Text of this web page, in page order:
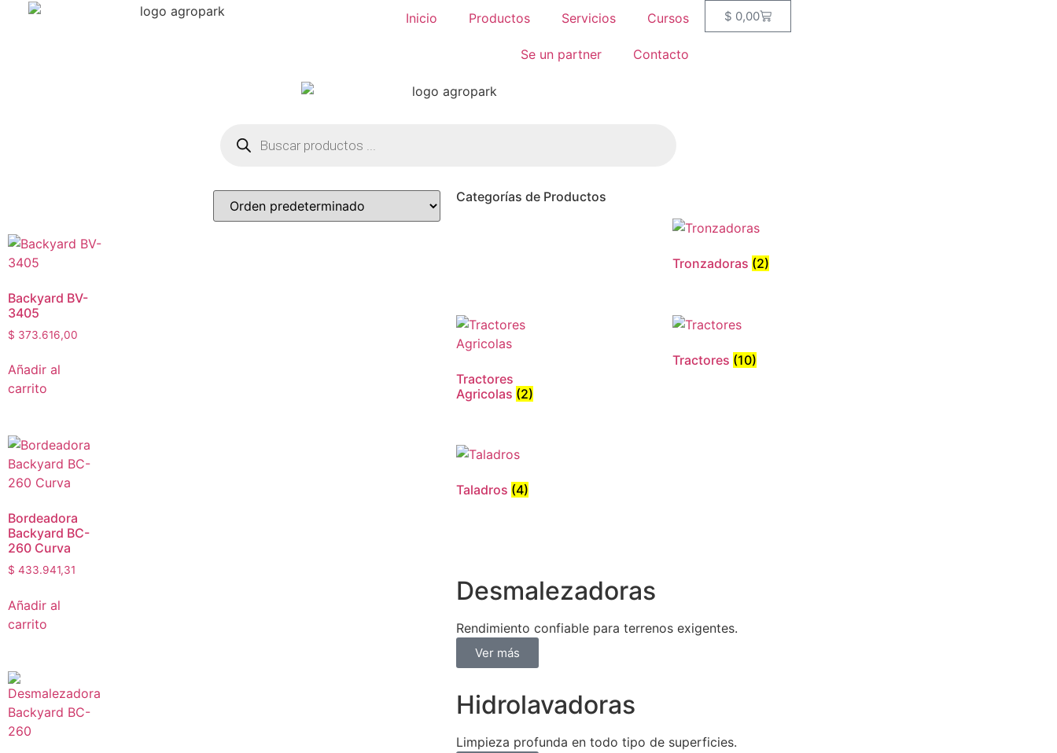
Inicio Productos Servicios Cursos
Se un partner Contacto
$ 0,00
Backyard BV-
3405
$ 373.616,00
Añadir al
carrito
Bordeadora
Backyard BC-
260 Curva
$ 433.941,31
Añadir al
carrito
Categorías de Productos
Tronzadoras (2)
Tractores
Agricolas (2)
Tractores (10)
Taladros (4)
Desmalezadoras
Rendimiento confiable para terrenos exigentes.
Ver más
Hidrolavadoras
Limpieza profunda en todo tipo de superficies.